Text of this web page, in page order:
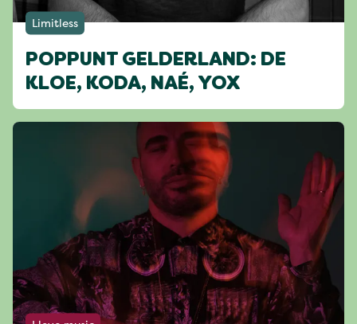
Limitless
POPPUNT GELDERLAND: DE
KLOE, KODA, NAÉ, YOX